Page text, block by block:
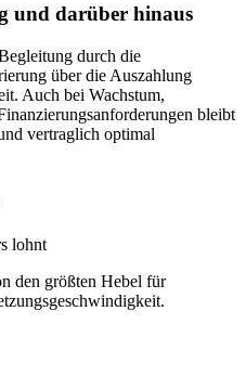
und darüber hinaus
durch die
über die Auszahlung
Auch bei Wachstum,
bleibt
vertraglich optimal
lohnt
den größten Hebel für